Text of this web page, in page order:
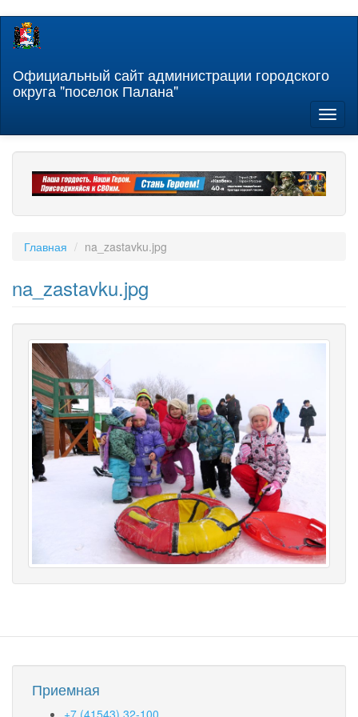
Перейти
содержанию
Официальный сайт администрации городского
округа "поселок Палана"
Главная na_zastavku.jpg
na_zastavku.jpg
Приемная
+7 (41543) 32-100